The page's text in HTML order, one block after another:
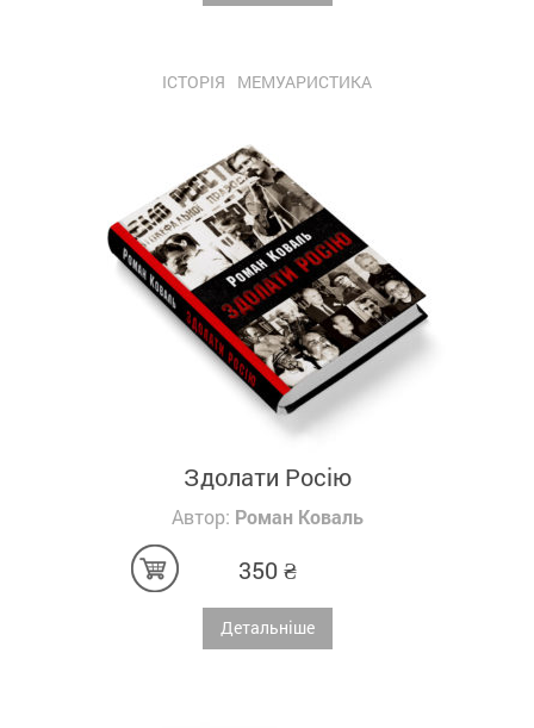
ІСТОРІЯ МЕМУАРИСТИКА
Здолати Росію
Автор: Роман Коваль
350 ₴
Детальніше